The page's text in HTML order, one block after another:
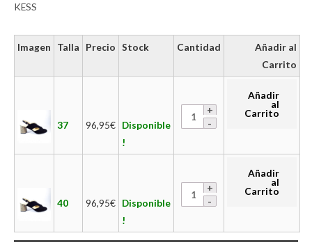
KESS
Imagen Talla Precio Stock Cantidad
Añadir al
Carrito
37 96,95€ Disponible
!
Añadir
al
Carrito
40 96,95€ Disponible
!
Añadir
al
Carrito